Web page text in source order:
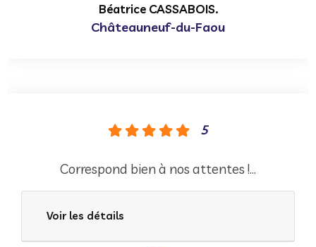
Béatrice CASSABOIS.
Châteauneuf-du-Faou
5
Correspond bien à nos attentes !...
Voir les détails